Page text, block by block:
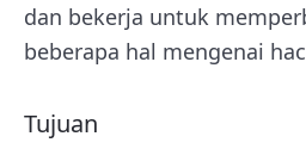
dan bekerja untuk
beberapa hal mengenai
Tujuan